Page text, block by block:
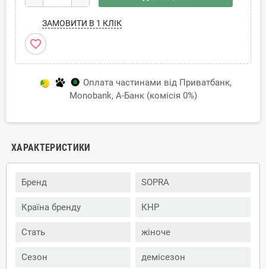
ЗАМОВИТИ В 1 КЛІК
favorite_border
Оплата частинами від Приватбанк,
Monobank, А-Банк (комісія 0%)
ХАРАКТЕРИСТИКИ
Бренд SOPRA
Країна бренду КНР
Стать жіноче
Сезон демісезон